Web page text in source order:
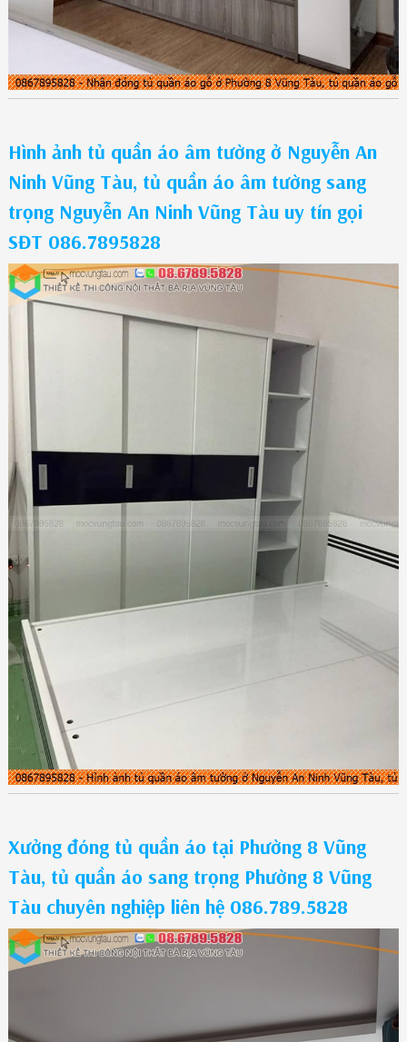
Hình ảnh tủ quần áo âm tường ở Nguyễn An
Ninh Vũng Tàu, tủ quần áo âm tường sang
trọng Nguyễn An Ninh Vũng Tàu uy tín gọi
SĐT 086.7895828
Xưởng đóng tủ quần áo tại Phường 8 Vũng
Tàu, tủ quần áo sang trọng Phường 8 Vũng
Tàu chuyên nghiệp liên hệ 086.789.5828